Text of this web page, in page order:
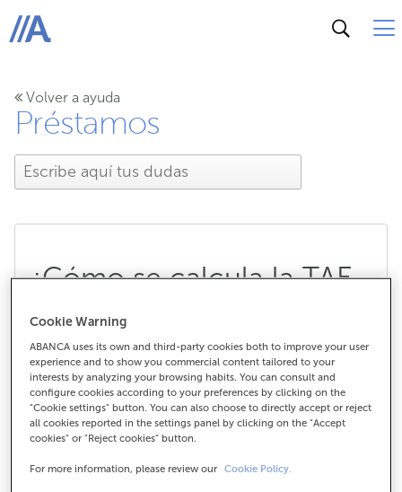
ABANCA
Volver a ayuda
Préstamos
¿Cómo se calcula la TAE
de un préstamo?
¿Cómo se calcula la TAE de un
préstamo?
El cálculo de la TAE en un préstamo se realiza bajo
las hipótesis de que el contrato de préstamo estará
Cookie Warning
ABANCA uses its own and third-party cookies both to improve your user
experience and to show you commercial content tailored to your
interests by analyzing your browsing habits. You can consult and
configure cookies according to your preferences by clicking on the
"Cookie settings" button. You can also choose to directly accept or reject
all cookies reported in the settings panel by clicking on the "Accept
cookies" or "Reject cookies" button.
For more information, please review our Cookie Policy.